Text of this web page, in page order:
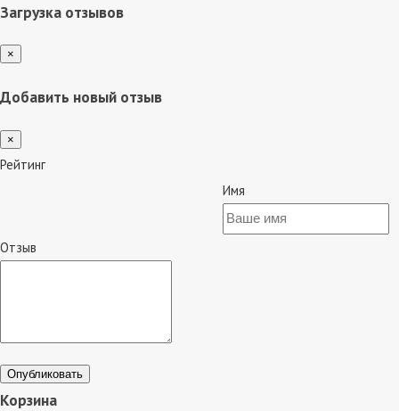
Загрузка отзывов
×
Добавить новый отзыв
×
Рейтинг
Имя
Отзыв
Опубликовать
Корзина